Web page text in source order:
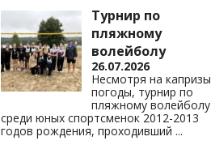
Турнир по
пляжному
волейболу
26.07.2026
Несмотря на капризы
погоды, турнир по
пляжному волейболу
среди юных спортсменок 2012-2013
годов рождения, проходивший ...